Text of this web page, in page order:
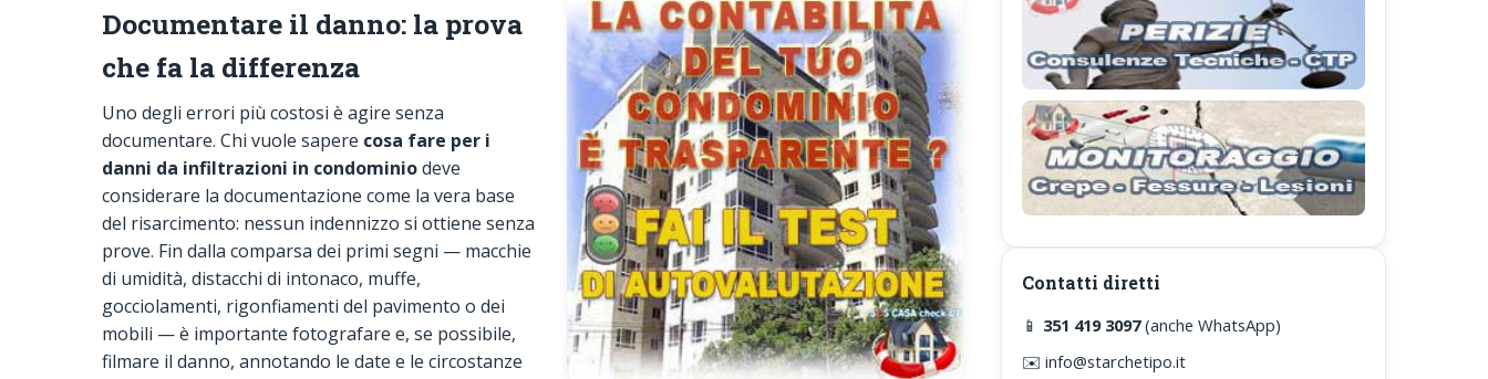
Documentare il danno: la prova
che fa la differenza
Uno degli errori più costosi è agire senza
documentare. Chi vuole sapere cosa fare per i
danni da infiltrazioni in condominiodeve
considerare la documentazione come la vera base
del risarcimento: nessun indennizzo si ottiene senza
prove. Fin dalla comparsa dei primi segni — macchie
di umidità, distacchi di intonaco, muffe,
gocciolamenti, rigonfiamenti del pavimento o dei
mobili — è importante fotografare e, se possibile,
filmare il danno, annotando le date e le circostanze
Contatti diretti
📱 351 419 3097(anche WhatsApp)
✉️ info@starchetipo.it